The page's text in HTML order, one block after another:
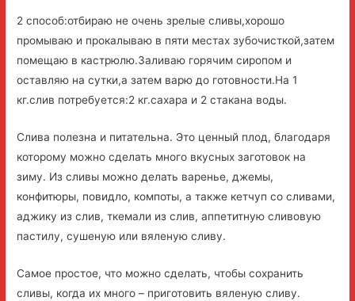
2 способ:отбираю не очень зрелые сливы,хорошо
промываю и прокалываю в пяти местах зубочисткой,затем
помещаю в кастрюлю.Заливаю горячим сиропом и
оставляю на сутки,а затем варю до готовности.На 1
кг.слив потребуется:2 кг.сахара и 2 стакана воды.
Слива полезна и питательна. Это ценный плод, благодаря
которому можно сделать много вкусных заготовок на
зиму. Из сливы можно делать варенье, джемы,
конфитюры, повидло, компоты, а также кетчуп со сливами,
аджику из слив, ткемали из слив, аппетитную сливовую
пастилу, сушеную или вяленую сливу.
Самое простое, что можно сделать, чтобы сохранить
сливы, когда их много – приготовить вяленую сливу.